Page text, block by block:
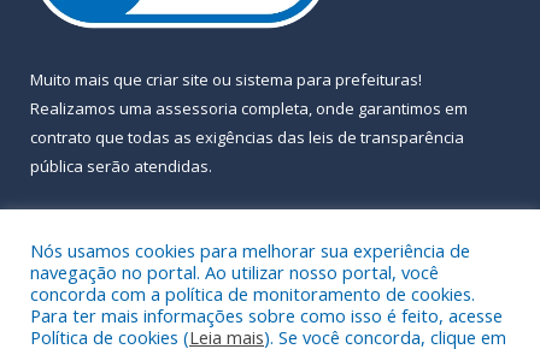
Muito mais que criar site ou sistema para prefeituras!
Realizamos uma assessoria completa, onde garantimos em
contrato que todas as exigências das leis de transparência
pública serão atendidas.
Nós usamos cookies para melhorar sua experiência de
navegação no portal. Ao utilizar nosso portal, você
concorda com a política de monitoramento de cookies.
Para ter mais informações sobre como isso é feito, acesse
Política de cookies (Leia mais). Se você concorda, clique em